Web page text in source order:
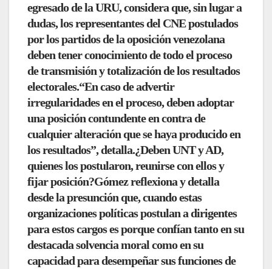
egresado de la URU, considera que, sin lugar a
dudas, los representantes del CNE postulados
por los partidos de la oposición venezolana
deben tener conocimiento de todo el proceso
de transmisión y totalización de los resultados
electorales.“En caso de advertir
irregularidades en el proceso,deben adoptar
una posición contundenteen contra de
cualquier alteración que se haya producido en
los resultados”, detalla.¿Deben UNT y AD,
quienes los postularon, reunirse con ellos y
fijar posición?Gómez reflexiona y detalla
desde la presunción que, cuando estas
organizaciones políticas postulan a dirigentes
para estos cargos es porque confían tanto en su
destacada solvencia moral como en su
capacidad paradesempeñar sus funciones de